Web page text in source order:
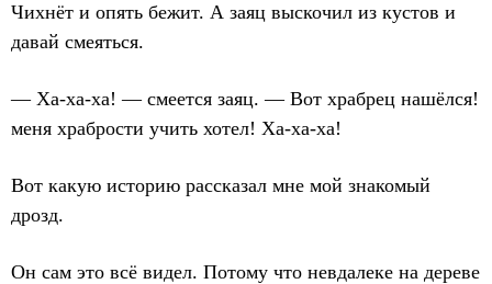
Чихнёт и опять бежит. А заяц выскочил из кустов и
давай смеяться.
— Ха-ха-ха! — смеется заяц. — Вот храбрец нашёлся!
меня храбрости учить хотел! Ха-ха-ха!
Вот какую историю рассказал мне мой знакомый
дрозд.
Он сам это всё видел. Потому что невдалеке на дереве